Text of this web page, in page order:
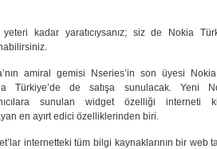
yeteri kadar yaratıcıysanız; siz de Nokia
amiral gemisi Nseries’in son üyesi
Türkiye’de de satışa sunulacak. Yeni
sunulan widget özelliği interneti
en ayırt edici özelliklerinden biri.
internetteki tüm bilgi kaynaklarının bir web